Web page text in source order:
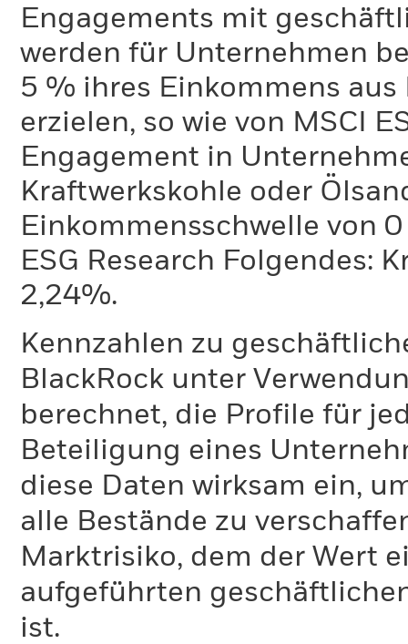
Engagements mit
werden für Unternehmen
5 % ihres Einkommens
erzielen, so wie von MSCI
Engagement in
Kraftwerkskohle oder
Einkommensschwelle von
ESG Research Folgendes:
2,24%.
Kennzahlen zu
BlackRock unter
berechnet, die Profile für
Beteiligung eines
diese Daten wirksam ein,
alle Bestände zu
Marktrisiko, dem der Wert
aufgeführten
ist.